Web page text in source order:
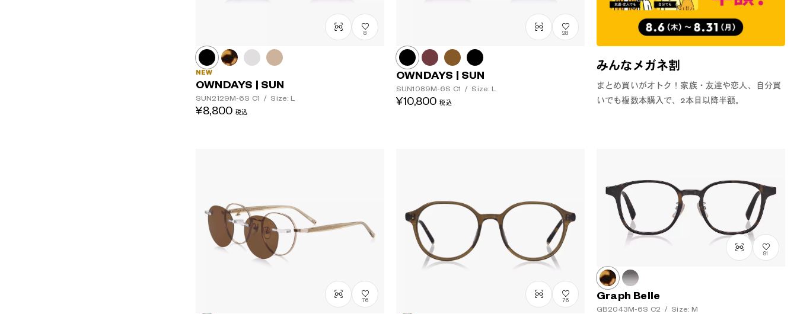
みんなメガネ割
まとめ買いがオトク！家族・友達や恋人、自分買
いでも複数本購入で、2本目以降半額。
8
NEW
OWNDAYS | SUN
SUN2129M-6S C1 / Size: L
¥8,800 税込
28
OWNDAYS | SUN
SUN1089M-6S C1 / Size: L
¥10,800 税込
76 76
91
Graph Belle
GB2043M-6S C2 / Size: M